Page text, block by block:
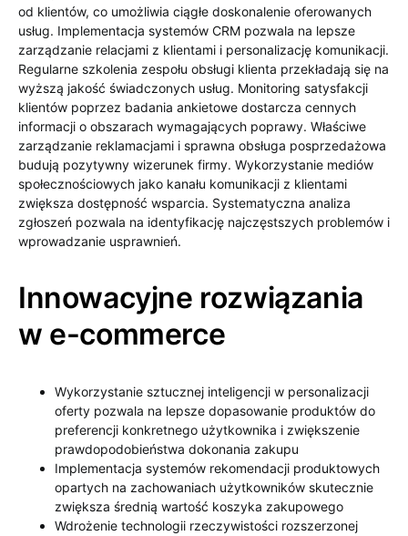
od klientów, co umożliwia ciągłe doskonalenie oferowanych
usług. Implementacja systemów CRM pozwala na lepsze
zarządzanie relacjami z klientami i personalizację komunikacji.
Regularne szkolenia zespołu obsługi klienta przekładają się na
wyższą jakość świadczonych usług. Monitoring satysfakcji
klientów poprzez badania ankietowe dostarcza cennych
informacji o obszarach wymagających poprawy. Właściwe
zarządzanie reklamacjami i sprawna obsługa posprzedażowa
budują pozytywny wizerunek firmy. Wykorzystanie mediów
społecznościowych jako kanału komunikacji z klientami
zwiększa dostępność wsparcia. Systematyczna analiza
zgłoszeń pozwala na identyfikację najczęstszych problemów i
wprowadzanie usprawnień.
Innowacyjne rozwiązania
w e-commerce
Wykorzystanie sztucznej inteligencji w personalizacji
oferty pozwala na lepsze dopasowanie produktów do
preferencji konkretnego użytkownika i zwiększenie
prawdopodobieństwa dokonania zakupu
Implementacja systemów rekomendacji produktowych
opartych na zachowaniach użytkowników skutecznie
zwiększa średnią wartość koszyka zakupowego
Wdrożenie technologii rzeczywistości rozszerzonej